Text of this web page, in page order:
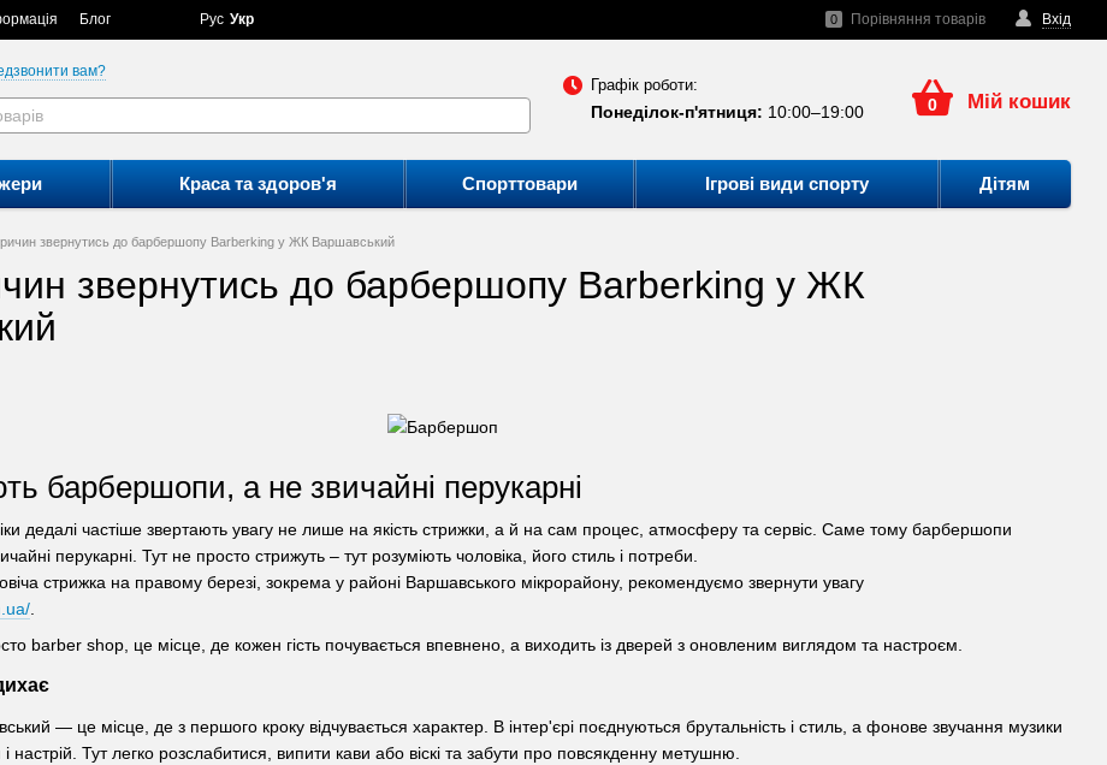
Блог Вхід
0 Порівняння товарів
Рус Укр
вам?
Графік роботи:
Понеділок-п'ятниця: 10:00–19:00 0 Мій кошик
Краса та здоров'я Спорттовари Ігрові види спорту Дітям
звернутись до барбершопу Barberking у ЖК Варшавський
звернутись до барбершопу Barberking у ЖК
барбершопи, а не звичайні перукарні
дедалі частіше звертають увагу не лише на якість стрижки, а й на сам процес, атмосферу та сервіс. Саме тому барбершопи
перукарні. Тут не просто стрижуть – тут розуміють чоловіка, його стиль і потреби.
стрижка на правому березі, зокрема у районі Варшавського мікрорайону, рекомендуємо звернути увагу
barber shop, це місце, де кожен гість почувається впевнено, а виходить із дверей з оновленим виглядом та настроєм.
— це місце, де з першого кроку відчувається характер. В інтер'єрі поєднуються брутальність і стиль, а фонове звучання музики
настрій. Тут легко розслабитися, випити кави або віскі та забути про повсякденну метушню.